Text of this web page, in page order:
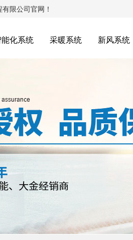
限公司官网！
化系统 采暖系统 新风系统